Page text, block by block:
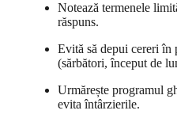
Notează termenele
răspuns.
Evită să depui cereri în
(sărbători, început de
Urmărește programul
evita întârzierile.